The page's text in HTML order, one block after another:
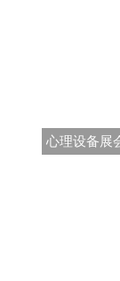
心理设备展